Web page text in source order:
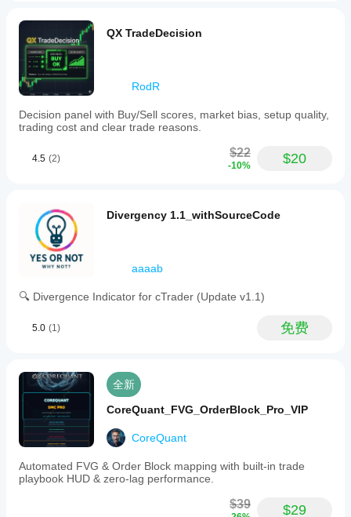
QX TradeDecision
RodR
Decision panel with Buy/Sell scores, market bias, setup quality,
trading cost and clear trade reasons.
4.5 (2) $22
-10% $20
Divergency 1.1_withSourceCode
aaaab
🔍 Divergence Indicator for cTrader (Update v1.1)
5.0 (1) 免费
全新
CoreQuant_FVG_OrderBlock_Pro_VIP
CoreQuant
Automated FVG & Order Block mapping with built-in trade
playbook HUD & zero-lag performance.
$39 $29